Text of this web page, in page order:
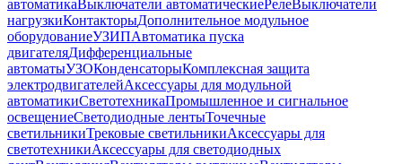
автоматикаВыключатели автоматическиеРелеВыключатели
нагрузкиКонтакторыДополнительное модульное
оборудованиеУЗИПАвтоматика пуска
двигателяДифференциальные
автоматыУЗОКонденсаторыКомплексная защита
электродвигателейАксессуары для модульной
автоматикиСветотехникаПромышленное и сигнальное
освещениеСветодиодные лентыТочечные
светильникиТрековые светильникиАксессуары для
светотехникиАксессуары для светодиодных